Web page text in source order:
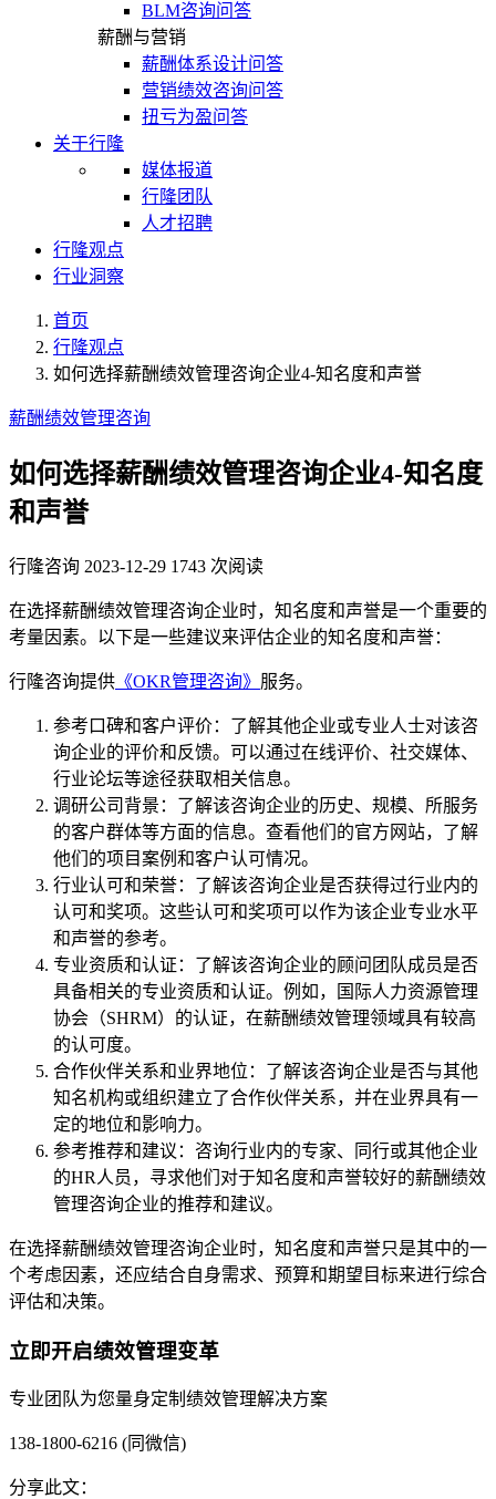
BLM咨询问答
薪酬与营销
薪酬体系设计问答
营销绩效咨询问答
扭亏为盈问答
关于行隆
媒体报道
行隆团队
人才招聘
行隆观点
行业洞察
首页
行隆观点
如何选择薪酬绩效管理咨询企业4-知名度和声誉
薪酬绩效管理咨询
如何选择薪酬绩效管理咨询企业4-知名度
和声誉
行隆咨询 2023-12-29 1743 次阅读
在选择薪酬绩效管理咨询企业时，知名度和声誉是一个重要的
考量因素。以下是一些建议来评估企业的知名度和声誉：
行隆咨询提供 《OKR管理咨询》 服务。
参考口碑和客户评价：了解其他企业或专业人士对该咨
询企业的评价和反馈。可以通过在线评价、社交媒体、
行业论坛等途径获取相关信息。
调研公司背景：了解该咨询企业的历史、规模、所服务
的客户群体等方面的信息。查看他们的官方网站，了解
他们的项目案例和客户认可情况。
行业认可和荣誉：了解该咨询企业是否获得过行业内的
认可和奖项。这些认可和奖项可以作为该企业专业水平
和声誉的参考。
专业资质和认证：了解该咨询企业的顾问团队成员是否
具备相关的专业资质和认证。例如，国际人力资源管理
协会（SHRM）的认证，在薪酬绩效管理领域具有较高
的认可度。
合作伙伴关系和业界地位：了解该咨询企业是否与其他
知名机构或组织建立了合作伙伴关系，并在业界具有一
定的地位和影响力。
参考推荐和建议：咨询行业内的专家、同行或其他企业
的HR人员，寻求他们对于知名度和声誉较好的薪酬绩效
管理咨询企业的推荐和建议。
在选择薪酬绩效管理咨询企业时，知名度和声誉只是其中的一
个考虑因素，还应结合自身需求、预算和期望目标来进行综合
评估和决策。
立即开启绩效管理变革
专业团队为您量身定制绩效管理解决方案
138-1800-6216 (同微信)
分享此文：